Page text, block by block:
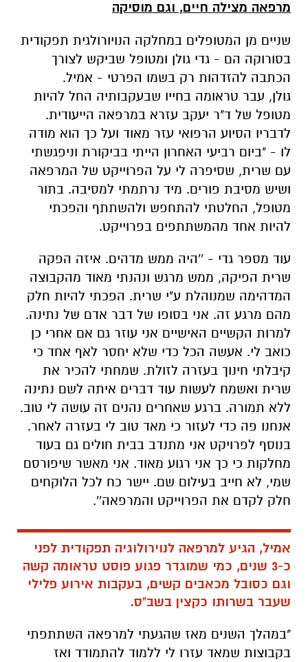
מרפאה מצילה חיים, וגם מוסיקה
שניים מן המטופלים במחלקה הנויורולגית תפקודית
בסורוקה הם - גדי גולן ומטופל שביקש לצורך
הכתבה להזדהות רק בשמו הפרטי - אמיל.
גולן, עבר טראומה בחייו שבעקבותיה החל להיות
מטופל של ד"ר יעקב עזרא במרפאה הייעודית.
לדבריו הסיוע הרפואי עזר מאוד ועל כך הוא מודה
לו - "ביום רביעי האחרון הייתי בביקורת וניפגשתי
עם שרית, שסיפרה לי על הפרוייקט של המרפאה
ושיש מסיבת פורים. מיד נרתמתי למסיבה. בתור
מטופל, החלטתי להתחפש ולהשתתף והפכתי
להיות אחד מהמשתתפים בפרוייקט.
עוד מספר גדי - ''היה ממש מדהים. איזה הפקה
שרית הפיקה, ממש מרגש ונהנתי מאוד מהקבוצה
המדהימה שמנוהלת ע"י שרית. הפכתי להיות חלק
מהם מרגע זה. אני בסופו של דבר אדם של נתינה.
למרות הקשיים האישיים אני עוזר גם אם אחרי כן
כואב לי. אעשה הכל כדי שלא יחסר לאף אחד כי
קיבלתי חינוך בעזרה לזולת. שמחתי להכיר את
שרית ואשמח לעשות עוד דברים איתה לשם נתינה
ללא תמורה. ברגע שאחרים נהנים זה עושה לי טוב.
אנחנו פה כדי לעזור כי מאד טוב לי בעזרה לאחר.
בנוסף לפרויקט אני מתנדב בבית חולים גם בעוד
מחלקות כי כך אני רגוע מאוד. אני מאשר שיפורסם
שמי, לא חייב בעילום שם. יישר כח לכל הלוקחים
חלק לקדם את הפרוייקט והמרפאה''.
אמיל, הגיע למרפאה לנוירולוגיה תפקודית לפני
כ-3 שנים, כמי שמוגדר פגוע פוסט טראומה קשה
וגם כסובל מכאבים קשים, בעקבות אירוע פלילי
שעבר בשרותו כקצין בשב"ס.
"במהלך השנים מאז שהגעתי למרפאה השתתפתי
בקבוצות שמאד עזרו לי ללמוד להתמודד ואז